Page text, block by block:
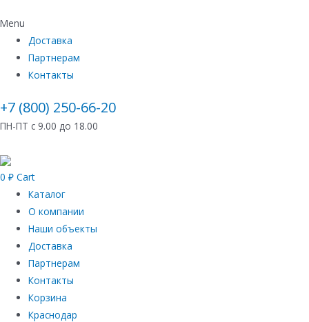
Menu
Доставка
Партнерам
Контакты
+7 (800) 250-66-20
ПН-ПТ с 9.00 до 18.00
0 ₽ Cart
Каталог
О компании
Наши объекты
Доставка
Партнерам
Контакты
Корзина
Краснодар